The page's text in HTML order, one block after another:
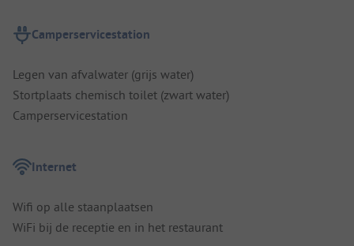
Camperservicestation
Legen van afvalwater (grijs water)
Stortplaats chemisch toilet (zwart water)
Camperservicestation
Internet
Wifi op alle staanplaatsen
WiFi bij de receptie en in het restaurant